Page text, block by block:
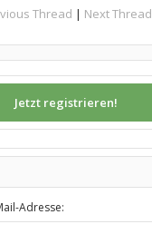
Thread | Next Thread
Jetzt registrieren!
Adresse: